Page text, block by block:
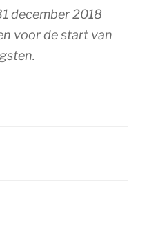
december 2018
voor de start van